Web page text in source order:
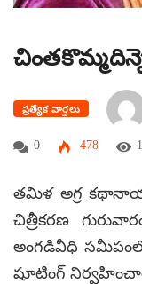
ప్రత్యేక వార్తలు
0 478
తమిళ అగ్ర
చిత్రీకరణ
అంగడివీధి
షూటింగ్